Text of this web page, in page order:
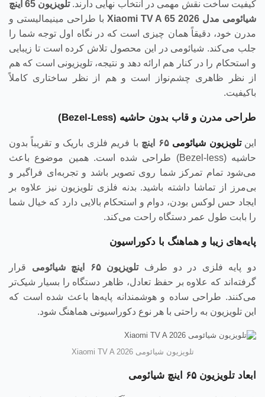
کیفیت ساخت نقش مهمی در انتخاب نهایی دارند.
تلویزیون 65 اینچ
شیائومی مدل
با طراحی مینیمالیستی و
مدرن خود، دقیقاً همان چیزی است که در نگاه اول توجه شما را
جلب می‌کند. شیائومی در این محصول تلاش کرده است تا زیبایی
و استحکام را در کنار هم ارائه دهد و نتیجه، تلویزیونی است که هم
از نظر ظاهری چشم‌نواز است و هم از نظر ساختاری کاملاً
باکیفیت.
طراحی مدرن و قاب بدون حاشیه (Bezel-Less)
اینتلویزیون شیائومی ۶۵ اینچ با فریم فلزی باریک و تقریباً بدون
حاشیه (Bezel-less) طراحی شده است. همین موضوع باعث
می‌شود تمام تمرکز شما روی تصویر باشد و تجربه‌ای فراگیر و
بی‌مرز از تماشا داشته باشید. بدنه فلزی تلویزیون نیز علاوه بر
ایجاد حس لوکس بودن، دوام و استحکام بالایی دارد که خیال شما
را بابت طول عمر دستگاه راحت می‌کند.
پایه‌های زیبا و هماهنگ با دکوراسیون
دو پایه فلزی در دو طرفتلویزیون۶۵ اینچ شیائومی قرار
گرفته‌اند که علاوه بر حفظ تعادل، ظاهر دستگاه را بسیار شیک‌تر
می‌کنند. طراحی ساده و هوشمندانه پایه‌ها باعث شده است که
این تلویزیون به راحتی با هر نوع دکوراسیونی هماهنگ شود.
تلویزیون شیائومی Xiaomi TV A 2026
ابعاد تلویزیون ۶۵ اینچ شیائومی